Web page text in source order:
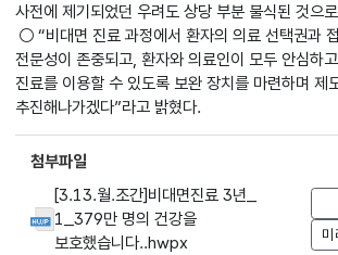
사전에 제기되었던 우려도 상당 부분 불식된 것으
○ “비대면 진료 과정에서 환자의 의료 선택권과
전문성이 존중되고, 환자와 의료인이 모두 안심하
진료를 이용할 수 있도록 보완 장치를 마련하며 제
추진해나가겠다”라고 밝혔다.
첨부파일
[3.13.월.조간]비대면진료 3년_
1_379만 명의 건강을
보호했습니다..hwpx